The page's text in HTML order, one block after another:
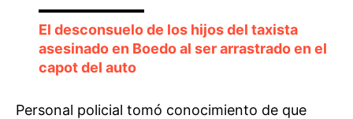
El desconsuelo de los hijos del taxista
asesinado en Boedo al ser arrastrado en el
capot del auto
Personal policial tomó conocimiento de que